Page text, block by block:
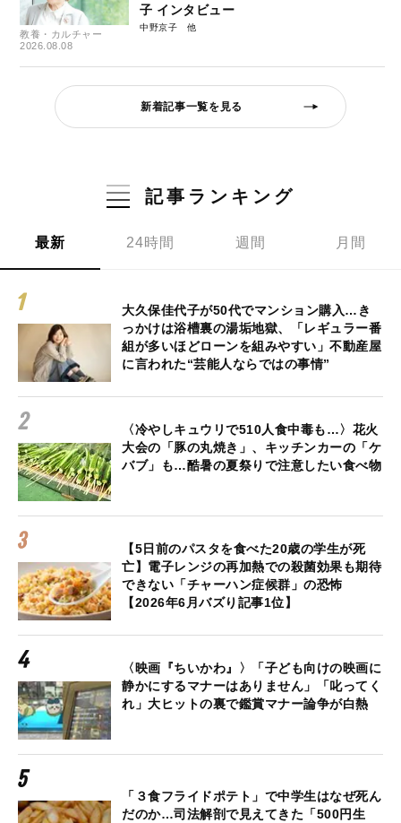
教養・カルチャー
2026.08.08
子 インタビュー
中野京子
新着記事一覧を見る
記事ランキング
最新 24時間 週間 月間
大久保佳代子が50代でマンション購入…き
っかけは浴槽裏の湯垢地獄、「レギュラー番
組が多いほどローンを組みやすい」不動産屋
に言われた“芸能人ならではの事情”
〈冷やしキュウリで510人食中毒も…〉花火
大会の「豚の丸焼き」、キッチンカーの「ケ
バブ」も…酷暑の夏祭りで注意したい食べ物
【5日前のパスタを食べた20歳の学生が死
亡】電子レンジの再加熱での殺菌効果も期待
できない「チャーハン症候群」の恐怖
【2026年6月バズり記事1位】
〈映画『ちいかわ』〉「子ども向けの映画に
静かにするマナーはありません」「叱ってく
れ」大ヒットの裏で鑑賞マナー論争が白熱
「３食フライドポテト」で中学生はなぜ死ん
だのか…司法解剖で見えてきた「500円生